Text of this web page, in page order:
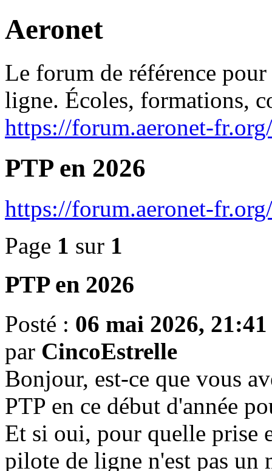
Aeronet
Le forum de référence
ligne. Écoles, formations,
https://forum.aeronet-fr.org/
PTP en 2026
https://forum.aeronet-
Page 1 sur 1
PTP en 2026
Posté : 06 mai 2026, 21:41
par CincoEstrelle
Bonjour, est-ce que vous
PTP en ce début d'année
Et si oui, pour quelle prise
pilote de ligne n'est pas un